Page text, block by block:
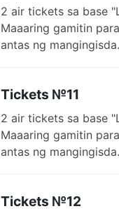
2 air tickets sa base
Maaaring gamitin
antas ng mangingisda.
Tickets №11
2 air tickets sa base
Maaaring gamitin
antas ng mangingisda.
Tickets №12